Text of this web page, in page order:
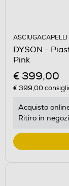
ASCIUGACAPELLI
DYSON -
Pink
€ 399,00
€ 399,00
Acquisto
Ritiro in